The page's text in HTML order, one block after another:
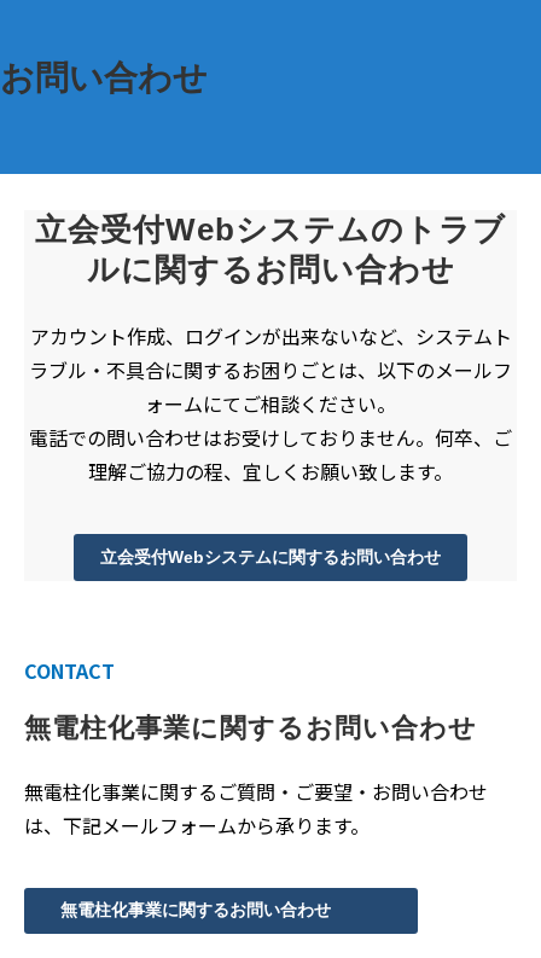
お問い合わせ
立会受付Webシステムのトラブ
ルに関するお問い合わせ
アカウント作成、ログインが出来ないなど、システムト
ラブル・不具合に関するお困りごとは、以下のメールフ
ォームにてご相談ください。
電話での問い合わせはお受けしておりません。何卒、ご
理解ご協力の程、宜しくお願い致します。
立会受付Webシステムに関するお問い合わせ
CONTACT
無電柱化事業に関するお問い合わせ
無電柱化事業に関するご質問・ご要望・お問い合わせ
は、下記メールフォームから承ります。
無電柱化事業に関するお問い合わせ